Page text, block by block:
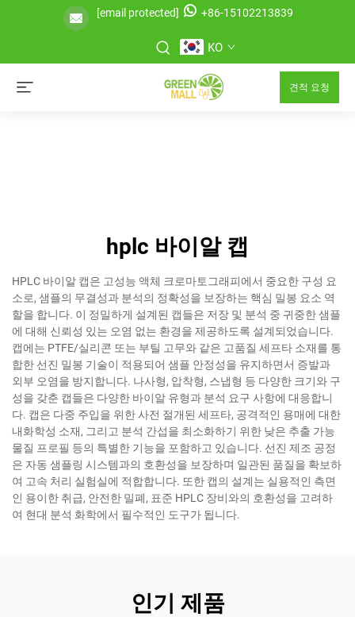
[email protected] +86-15102213839
KO
견적 요청
hplc 바이알 캡
HPLC 바이알 캡은 고성능 액체 크로마토그래피에서 중요한 구성 요
소로, 샘플의 무결성과 분석의 정확성을 보장하는 핵심 밀봉 요소 역
할을 합니다. 이 정밀하게 설계된 캡들은 저장 및 분석 중 귀중한 샘플
에 대해 신뢰성 있는 오염 없는 환경을 제공하도록 설계되었습니다.
캡에는 PTFE/실리콘 또는 부틸 고무와 같은 고품질 세프타 소재를 통
합한 선진 밀봉 기술이 적용되어 샘플 안정성을 유지하면서 증발과
외부 오염을 방지합니다. 나사형, 압착형, 스냅형 등 다양한 크기와 구
성을 갖춘 캡들은 다양한 바이알 유형과 분석 요구 사항에 대응합니
다. 캡은 다중 주입을 위한 사전 절개된 세프타, 공격적인 용매에 대한
내화학성 소재, 그리고 분석 간섭을 최소화하기 위한 낮은 추출 가능
물질 프로필 등의 특별한 기능을 포함하고 있습니다. 선진 제조 공정
은 자동 샘플링 시스템과의 호환성을 보장하며 일관된 품질을 확보하
여 고속 처리 실험실에 적합합니다. 또한 캡의 설계는 실용적인 측면
인 용이한 취급, 안전한 밀폐, 표준 HPLC 장비와의 호환성을 고려하
여 현대 분석 화학에서 필수적인 도구가 됩니다.
인기 제품